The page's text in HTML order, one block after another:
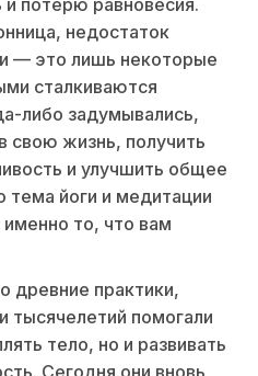
потерю равновесия.
недостаток
— это лишь некоторые
сталкиваются
либо задумывались,
свою жизнь, получить
и улучшить общее
тема йоги и медитации
то, что вам
древние практики,
тысячелетий помогали
тело, но и развивать